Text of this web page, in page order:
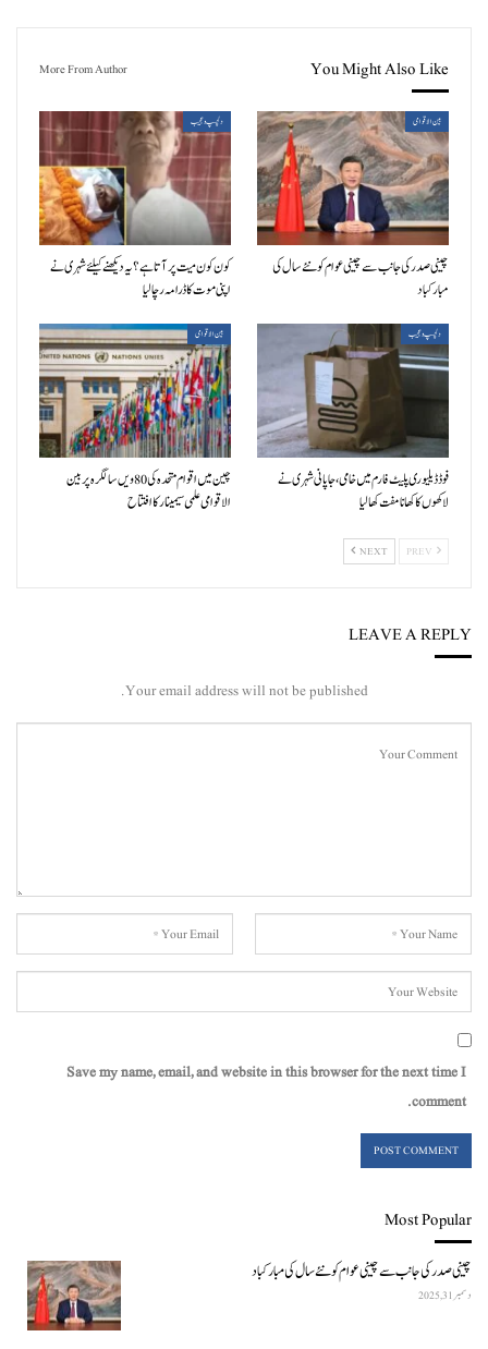
You Might Also Like
More From Author
بین الاقوامی
چینی صدر کی جانب سے چینی عوام کو نئے سال کی
مبارکباد
دلچسپ و عجیب
کون کون میت پر آتا ہے؟ یہ دیکھنے کیلئے شہری نے
اپنی موت کا ڈرامہ رچالیا
دلچسپ و عجیب
فوڈ ڈیلیوری پلیٹ فارم میں خامی، جاپانی شہری نے
لاکھوں کا کھانا مفت کھالیا
بین الاقوامی
چین میں اقوام متحدہ کی 80ویں سالگرہ پر بین
الاقوامی علمی سیمینار کا افتتاح
NEXT
LEAVE A REPLY
Your email address will not be published.
Save my name, email, and website in this browser for the next time I
comment.
Most Popular
چینی صدر کی جانب سے چینی عوام کو نئے سال کی مبارکباد
دسمبر 31, 2025